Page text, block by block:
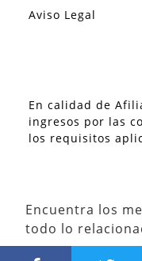
Aviso Legal
En calidad de
ingresos por las
los requisitos
Encuentra los
todo lo